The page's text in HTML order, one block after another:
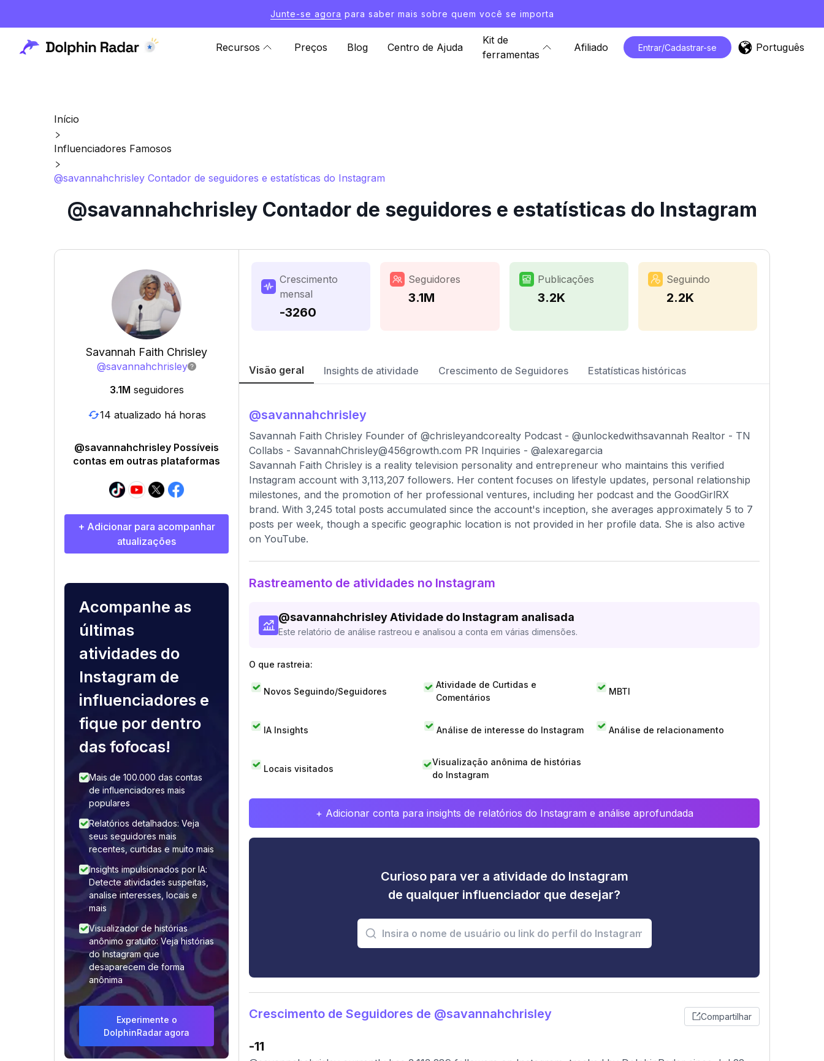
Junte-se agora para saber mais sobre quem você se importa
Recursos Preços Blog Centro de Ajuda
Kit de
ferramentas
Afiliado Entrar/Cadastrar-se Português
Início
Influenciadores Famosos
@savannahchrisley Contador de seguidores e estatísticas do Instagram
@savannahchrisley Contador de seguidores e estatísticas do Instagram
Savannah Faith Chrisley
@savannahchrisley
3.1M seguidores
14 atualizado há horas
@savannahchrisley Possíveis
contas em outras plataformas
+ Adicionar para acompanhar
atualizações
Acompanhe as
últimas
atividades do
Instagram de
influenciadores e
fique por dentro
das fofocas!
Mais de 100.000 das contas
de influenciadores mais
populares
Relatórios detalhados: Veja
seus seguidores mais
recentes, curtidas e muito mais
Insights impulsionados por IA:
Detecte atividades suspeitas,
analise interesses, locais e
mais
Visualizador de histórias
anônimo gratuito: Veja histórias
do Instagram que
desaparecem de forma
anônima
Experimente o
DolphinRadar agora
Crescimento
mensal
-3260
Seguidores
3.1M
Publicações
3.2K
Seguindo
2.2K
Visão geral Insights de atividade Crescimento de Seguidores Estatísticas históricas
@savannahchrisley
Savannah Faith Chrisley Founder of @chrisleyandcorealty Podcast - @unlockedwithsavannah Realtor - TN
Collabs - SavannahChrisley@456growth.com PR Inquiries - @alexaregarcia
Savannah Faith Chrisley is a reality television personality and entrepreneur who maintains this verified
Instagram account with 3,113,207 followers. Her content focuses on lifestyle updates, personal relationship
milestones, and the promotion of her professional ventures, including her podcast and the GoodGirlRX
brand. With 3,245 total posts accumulated since the account's inception, she averages approximately 5 to 7
posts per week, though a specific geographic location is not provided in her profile data. She is also active
on YouTube.
Rastreamento de atividades no Instagram
@savannahchrisleyAtividade do Instagram analisada
Este relatório de análise rastreou e analisou a conta em várias dimensões.
O que rastreia:
Novos Seguindo/Seguidores
Atividade de Curtidas e
Comentários
MBTI
IA Insights Análise de interesse do Instagram Análise de relacionamento
Locais visitados
Visualização anônima de histórias
do Instagram
+ Adicionar conta para insights de relatórios do Instagram e análise aprofundada
Curioso para ver a atividade do Instagram
de qualquer influenciador que desejar?
Crescimento de Seguidores de @savannahchrisley Compartilhar
-11